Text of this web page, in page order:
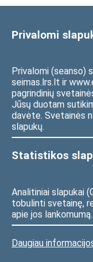
Privalomi
Privalomi (seanso)
seimas.lrs.lt ir
pagrindinių
Jūsų duotam
davėte. Svetainės
slapukų.
Statistikos
Analitiniai slapukai
tobulinti svetainę,
apie jos lankomumą.
Daugiau